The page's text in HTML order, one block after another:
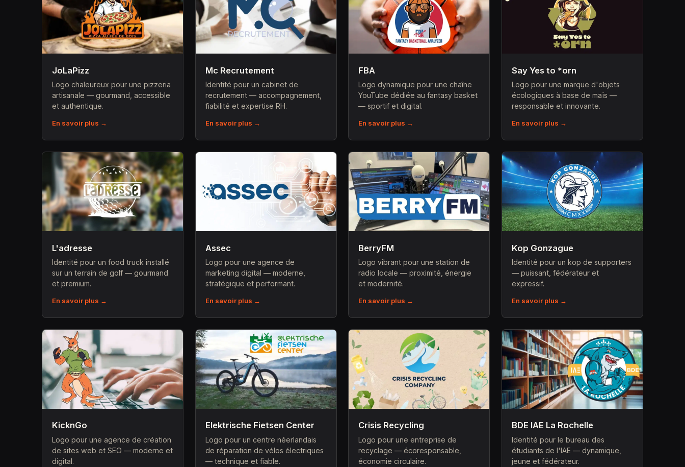
JoLaPizz
Logo chaleureux pour une pizzeria
artisanale — gourmand, accessible
et authentique.
En savoir plus →
Mc Recrutement
Identité pour un cabinet de
recrutement — accompagnement,
fiabilité et expertise RH.
En savoir plus →
FBA
Logo dynamique pour une chaîne
YouTube dédiée au fantasy basket
— sportif et digital.
En savoir plus →
Say Yes to *orn
Logo pour une marque d'objets
écologiques à base de maïs —
responsable et innovante.
En savoir plus →
L'adresse
Identité pour un food truck installé
sur un terrain de golf — gourmand
et premium.
En savoir plus →
Assec
Logo pour une agence de
marketing digital — moderne,
stratégique et performant.
En savoir plus →
BerryFM
Logo vibrant pour une station de
radio locale — proximité, énergie
et modernité.
En savoir plus →
Kop Gonzague
Identité pour un kop de supporters
— puissant, fédérateur et
expressif.
En savoir plus →
KicknGo
Logo pour une agence de création
de sites web et SEO — moderne et
digital.
Elektrische Fietsen Center
Logo pour un centre néerlandais
de réparation de vélos électriques
— technique et fiable.
Crisis Recycling
Logo pour une entreprise de
recyclage — écoresponsable,
économie circulaire.
BDE IAE La Rochelle
Identité pour le bureau des
étudiants de l'IAE — dynamique,
jeune et fédérateur.